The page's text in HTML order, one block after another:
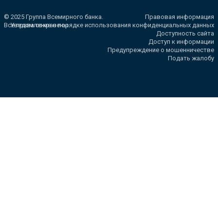
© 2025 Группа Всемирного банка.
Все права сохранены.
Правовая информация
Уведомление о порядке использования конфиденциальных данных
Доступность сайта
Доступ к информации
Предупреждение о мошенничестве
Подать жалобу